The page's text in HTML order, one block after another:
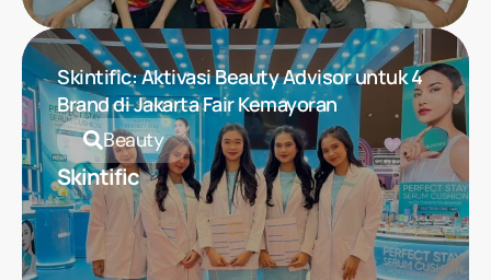
Skintific: Aktivasi Beauty Advisor untuk 4
Brand di Jakarta Fair Kemayoran
Beauty
Skintific